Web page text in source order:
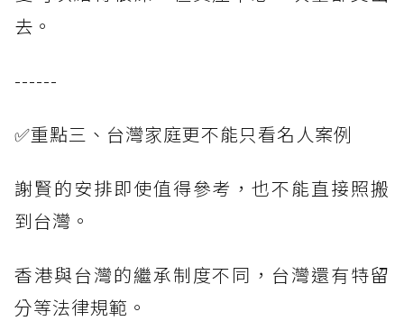
去。
------
✅重點三、台灣家庭更不能只看名人案例
謝賢的安排即使值得參考，也不能直接照搬
到台灣。
香港與台灣的繼承制度不同，台灣還有特留
分等法律規範。